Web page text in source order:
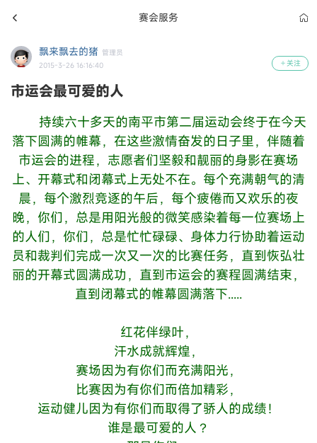
赛会服务
飘来飘去的猪 管理员
2015-3-26 16:16:40
关注
市运会最可爱的人
持续六十多天的南平市第二届运动会终于在今天
落下圆满的帷幕，在这些激情奋发的日子里，伴随着
市运会的进程，志愿者们坚毅和靓丽的身影在赛场
上、开幕式和闭幕式上无处不在。每个充满朝气的清
晨，每个激烈竞逐的午后，每个疲倦而又欢乐的夜
晚，你们，总是用阳光般的微笑感染着每一位赛场上
的人们，你们，总是忙忙碌碌、身体力行协助着运动
员和裁判们完成一次又一次的比赛任务，直到恢弘壮
丽的开幕式圆满成功，直到市运会的赛程圆满结束，
直到闭幕式的帷幕圆满落下.....
红花伴绿叶，
汗水成就辉煌，
赛场因为有你们而充满阳光，
比赛因为有你们而倍加精彩，
运动健儿因为有你们而取得了骄人的成绩！
谁是最可爱的人？